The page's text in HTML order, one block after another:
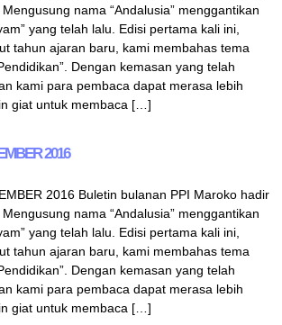
nama “Andalusia” menggantikan
yang telah lalu. Edisi pertama kali ini,
tahun ajaran baru, kami membahas tema
Dengan kemasan yang telah
kami para pembaca dapat merasa lebih
giat untuk membaca […]
2016
2016 Buletin bulanan PPI Maroko hadir
nama “Andalusia” menggantikan
yang telah lalu. Edisi pertama kali ini,
tahun ajaran baru, kami membahas tema
Dengan kemasan yang telah
kami para pembaca dapat merasa lebih
giat untuk membaca […]